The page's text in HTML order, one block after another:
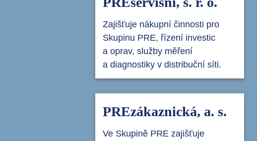
Zajišťuje nákupní činnosti pro
Skupinu PRE, řízení investic
a oprav, služby měření
a diagnostiky v distribuční síti.
PREzákaznická, a. s.
Ve Skupině PRE zajišťuje